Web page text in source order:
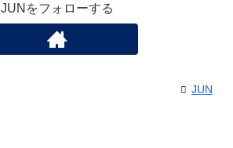
JUNをフォローする
JUN